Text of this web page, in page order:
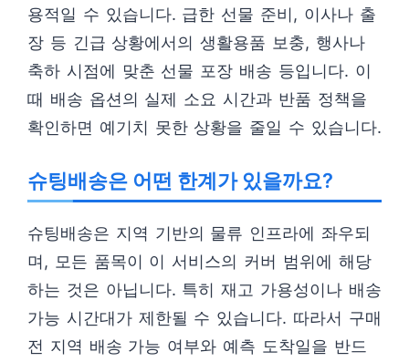
용적일 수 있습니다. 급한 선물 준비, 이사나 출
장 등 긴급 상황에서의 생활용품 보충, 행사나
축하 시점에 맞춘 선물 포장 배송 등입니다. 이
때 배송 옵션의 실제 소요 시간과 반품 정책을
확인하면 예기치 못한 상황을 줄일 수 있습니다.
슈팅배송은 어떤 한계가 있을까요?
슈팅배송은 지역 기반의 물류 인프라에 좌우되
며, 모든 품목이 이 서비스의 커버 범위에 해당
하는 것은 아닙니다. 특히 재고 가용성이나 배송
가능 시간대가 제한될 수 있습니다. 따라서 구매
전 지역 배송 가능 여부와 예측 도착일을 반드